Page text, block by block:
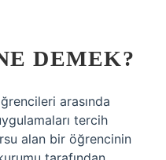
DEMEK?
arasında
tercih
alan bir öğrencinin